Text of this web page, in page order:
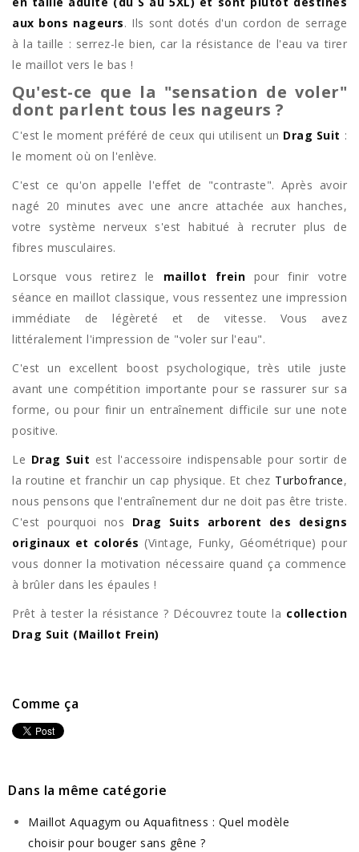
aux bons nageurs. Ils sont dotés d'un cordon de serrage
à la taille : serrez-le bien, car la résistance de l'eau va tirer
le maillot vers le bas !
Qu'est-ce que la "sensation de voler"
dont parlent tous les nageurs ?
C'est le moment préféré de ceux qui utilisent un Drag Suit :
le moment où on l'enlève.
C'est ce qu'on appelle l'effet de "contraste". Après avoir
nagé 20 minutes avec une ancre attachée aux hanches,
votre système nerveux s'est habitué à recruter plus de
fibres musculaires.
Lorsque vous retirez le maillot frein pour finir votre
séance en maillot classique, vous ressentez une impression
immédiate de légèreté et de vitesse. Vous avez
littéralement l'impression de "voler sur l'eau".
C'est un excellent boost psychologique, très utile juste
avant une compétition importante pour se rassurer sur sa
forme, ou pour finir un entraînement difficile sur une note
positive.
Le Drag Suit est l'accessoire indispensable pour sortir de
la routine et franchir un cap physique. Et chez Turbofrance,
nous pensons que l'entraînement dur ne doit pas être triste.
C'est pourquoi nos Drag Suits arborent des designs
originaux et colorés (Vintage, Funky, Géométrique) pour
vous donner la motivation nécessaire quand ça commence
à brûler dans les épaules !
Prêt à tester la résistance ? Découvrez toute la collection
Drag Suit (Maillot Frein)
Comme ça
Dans la même catégorie
Maillot Aquagym ou Aquafitness : Quel modèle
choisir pour bouger sans gêne ?